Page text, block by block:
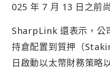
025 年 7 月 13 日之前
SharpLink 還表示，公
持倉配置到質押（
日啟動以太幣財務策